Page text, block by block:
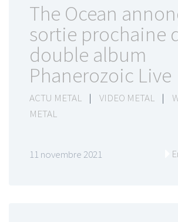
The Ocean
sortie prochaine
double album
Phanerozoic Live
ACTU METAL | VIDEO METAL |
METAL
11 novembre 2021